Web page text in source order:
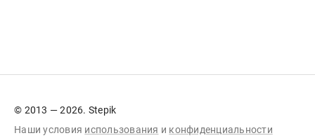
© 2013 — 2026. Stepik
Наши условия использования и конфиденциальности